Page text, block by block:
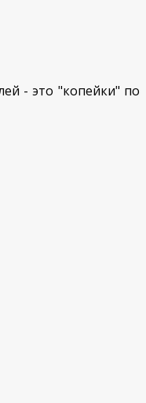
- это "копейки" по